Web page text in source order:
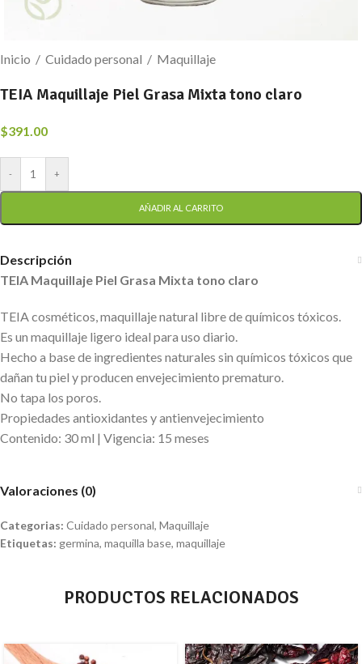
Inicio / Cuidado personal / Maquillaje
TEIA Maquillaje Piel Grasa Mixta tono claro
$391.00
- +
AÑADIR AL CARRITO
Descripción
TEIA Maquillaje Piel Grasa Mixta tono claro
TEIA cosméticos, maquillaje natural libre de químicos tóxicos.
Es un maquillaje ligero ideal para uso diario.
Hecho a base de ingredientes naturales sin químicos tóxicos que
dañan tu piel y producen envejecimiento prematuro.
No tapa los poros.
Propiedades antioxidantes y antienvejecimiento
Contenido: 30 ml | Vigencia: 15 meses
Valoraciones (0)
Categorias: Cuidado personal, Maquillaje
Etiquetas: germina, maquilla base, maquillaje
PRODUCTOS RELACIONADOS